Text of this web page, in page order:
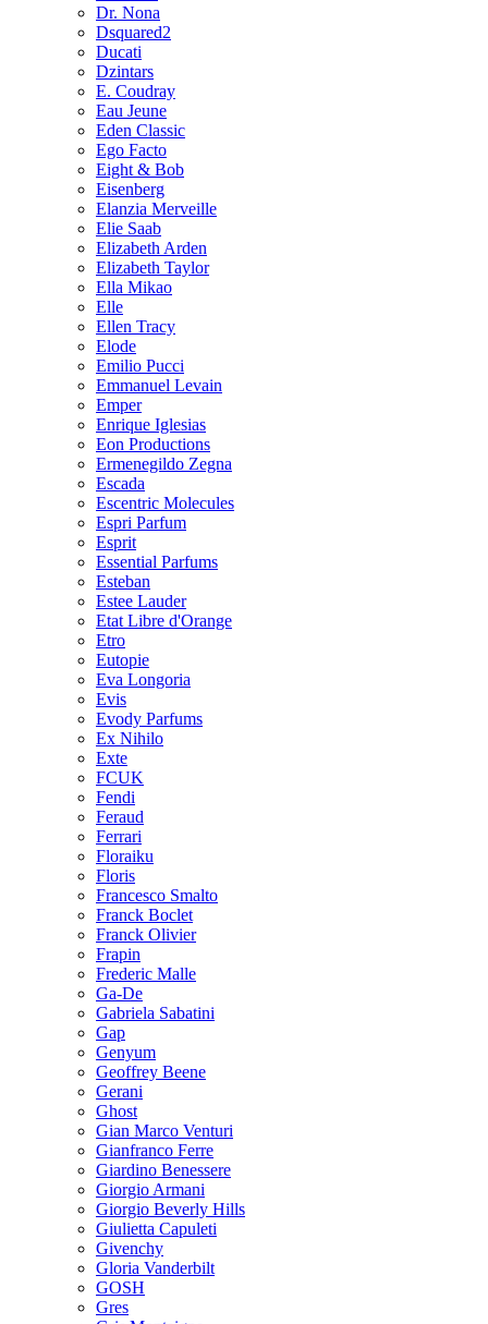
Dr. Nona
Dsquared2
Ducati
Dzintars
E. Coudray
Eau Jeune
Eden Classic
Ego Facto
Eight & Bob
Eisenberg
Elanzia Merveille
Elie Saab
Elizabeth Arden
Elizabeth Taylor
Ella Mikao
Elle
Ellen Tracy
Elode
Emilio Pucci
Emmanuel Levain
Emper
Enrique Iglesias
Eon Productions
Ermenegildo Zegna
Escada
Escentric Molecules
Espri Parfum
Esprit
Essential Parfums
Esteban
Estee Lauder
Etat Libre d'Orange
Etro
Eutopie
Eva Longoria
Evis
Evody Parfums
Ex Nihilo
Exte
FCUK
Fendi
Feraud
Ferrari
Floraiku
Floris
Francesco Smalto
Franck Boclet
Franck Olivier
Frapin
Frederic Malle
Ga-De
Gabriela Sabatini
Gap
Genyum
Geoffrey Beene
Gerani
Ghost
Gian Marco Venturi
Gianfranco Ferre
Giardino Benessere
Giorgio Armani
Giorgio Beverly Hills
Giulietta Capuleti
Givenchy
Gloria Vanderbilt
GOSH
Gres